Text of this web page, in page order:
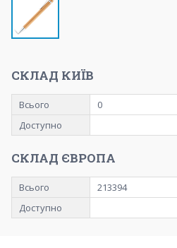
СКЛАД КИЇВ
Всього
0
Доступно
СКЛАД ЄВРОПА
Всього
213394
Доступно